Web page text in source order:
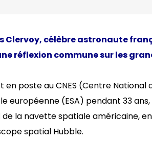
Clervoy, célèbreastronaute
réflexion commune surles
en poste au CNES (Centre
européenne (ESA) pendant 33
la navette spatiale américaine,
spatial Hubble.